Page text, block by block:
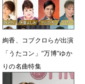
絢香、コブクロらが出演
「うたコン」“万博”ゆか
りの名曲特集
4月8日 14時09分